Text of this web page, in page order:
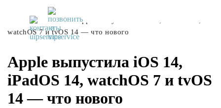
UiPservice »Блог»Apple выпустила iOS 14, iPadOS 14,
watchOS 7 и tvOS 14 — что нового
Apple выпустила iOS 14,
iPadOS 14, watchOS 7 и tvOS
14 — что нового